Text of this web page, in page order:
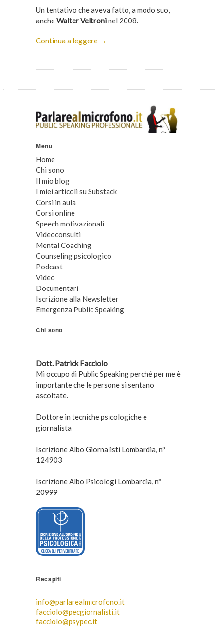
Un tentativo che aveva fatto, a modo suo,
ancheWalter Veltroninel 2008.
Continua a leggere →
Menu
Home
Chi sono
Il mio blog
I miei articoli su Substack
Corsi in aula
Corsi online
Speech motivazionali
Videoconsulti
Mental Coaching
Counseling psicologico
Podcast
Video
Documentari
Iscrizione alla Newsletter
Emergenza Public Speaking
Chi sono
Dott. Patrick Facciolo
Mi occupo di Public Speaking perché per me è
importante che le persone si sentano
ascoltate.
Dottore in tecniche psicologiche e
giornalista
Iscrizione Albo Giornalisti Lombardia, n°
124903
Iscrizione Albo Psicologi Lombardia, n°
20999
Recapiti
info@parlarealmicrofono.it
facciolo@pecgiornalisti.it
facciolo@psypec.it